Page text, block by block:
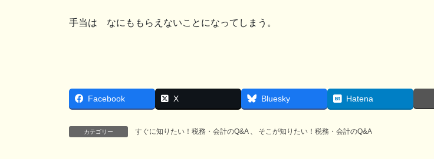
手当は なにももらえないことになってしまう。
Facebook X Bluesky Hatena
カテゴリー すぐに知りたい！税務・会計のQ&A 、 そこが知りたい！税務・会計のQ&A